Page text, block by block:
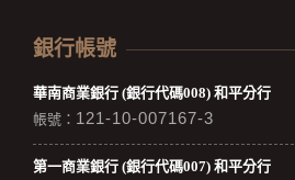
銀行帳號
華南商業銀行 (銀行代碼008) 和平分行
帳號： 121-10-007167-3
第一商業銀行 (銀行代碼007) 和平分行